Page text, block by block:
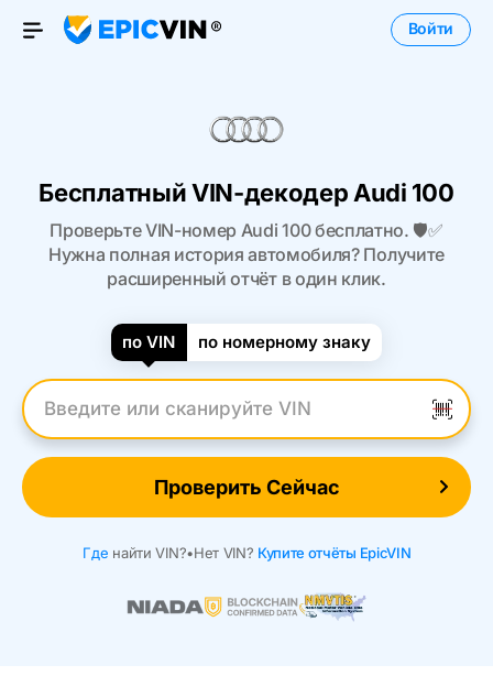
Open Menu
Войти
Бесплатный VIN-декодер Audi 100
Проверьте VIN-номер Audi 100 бесплатно. 🛡️✅
Нужна полная история автомобиля? Получите
расширенный отчёт в один клик.
по VIN по номерному знаку
Введите VIN
Проверить Сейчас
Где найти VIN?•Нет VIN? Купите отчёты EpicVIN